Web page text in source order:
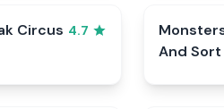
Circus 4.7
And Sort